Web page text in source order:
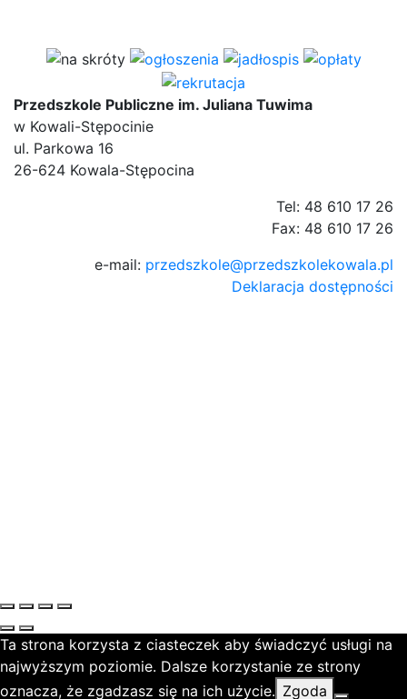
Przedszkole Publiczne im. Juliana Tuwima
w Kowali-Stępocinie
ul. Parkowa 16
26-624 Kowala-Stępocina
Tel: 48 610 17 26
Fax: 48 610 17 26
e-mail: przedszkole@przedszkolekowala.pl
Deklaracja dostępności
Ta strona korzysta z ciasteczek aby świadczyć usługi na
najwyższym poziomie. Dalsze korzystanie ze strony
oznacza, że zgadzasz się na ich użycie. Zgoda